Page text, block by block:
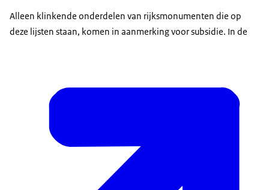
Alleen klinkende onderdelen van rijksmonumenten die op
deze lijsten staan, komen in aanmerking voor subsidie. In de